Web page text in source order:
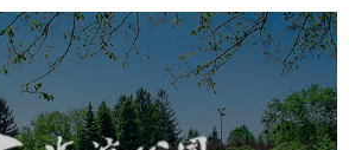
海淀公园